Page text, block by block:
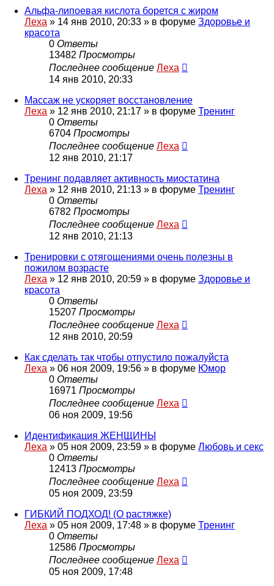
Альфа-липоевая кислота борется с жиром
Леха » 14 янв 2010, 20:33 » в форуме Здоровье и
красота
0 Ответы
13482 Просмотры
Последнее сообщение Леха
14 янв 2010, 20:33
Массаж не ускоряет восстановление
Леха » 12 янв 2010, 21:17 » в форуме Тренинг
0 Ответы
6704 Просмотры
Последнее сообщение Леха
12 янв 2010, 21:17
Тренинг подавляет активность миостатина
Леха » 12 янв 2010, 21:13 » в форуме Тренинг
0 Ответы
6782 Просмотры
Последнее сообщение Леха
12 янв 2010, 21:13
Тренировки с отягощениями очень полезны в
пожилом возрасте
Леха » 12 янв 2010, 20:59 » в форуме Здоровье и
красота
0 Ответы
15207 Просмотры
Последнее сообщение Леха
12 янв 2010, 20:59
Как сделать так чтобы отпустило пожалуйста
Леха » 06 ноя 2009, 19:56 » в форуме Юмор
0 Ответы
16971 Просмотры
Последнее сообщение Леха
06 ноя 2009, 19:56
Идентификация ЖЕНЩИНЫ
Леха » 05 ноя 2009, 23:59 » в форуме Любовь и секс
0 Ответы
12413 Просмотры
Последнее сообщение Леха
05 ноя 2009, 23:59
ГИБКИЙ ПОДХОД! (О растяжке)
Леха » 05 ноя 2009, 17:48 » в форуме Тренинг
0 Ответы
12586 Просмотры
Последнее сообщение Леха
05 ноя 2009, 17:48